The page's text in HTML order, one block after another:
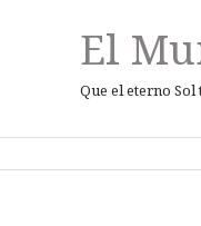
El
Que el eterno